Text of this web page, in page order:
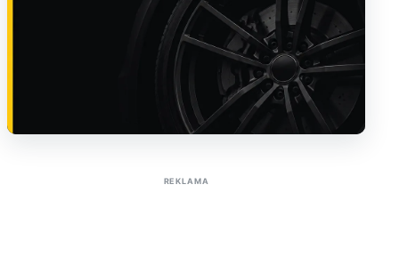
REKLAMA